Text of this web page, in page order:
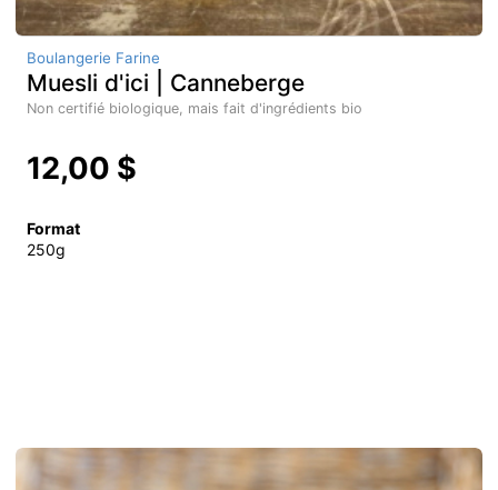
Boulangerie Farine
Muesli d'ici | Canneberge
Non certifié biologique, mais fait d'ingrédients bio
12,00 $
Format
250g